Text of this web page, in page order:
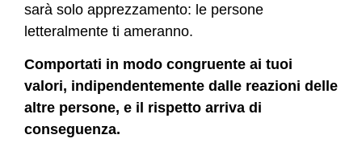
sarà solo apprezzamento: le persone
letteralmente ti ameranno.
Comportati in modo congruente ai tuoi
valori, indipendentemente dalle reazioni delle
altre persone, e il rispetto arriva di
conseguenza.